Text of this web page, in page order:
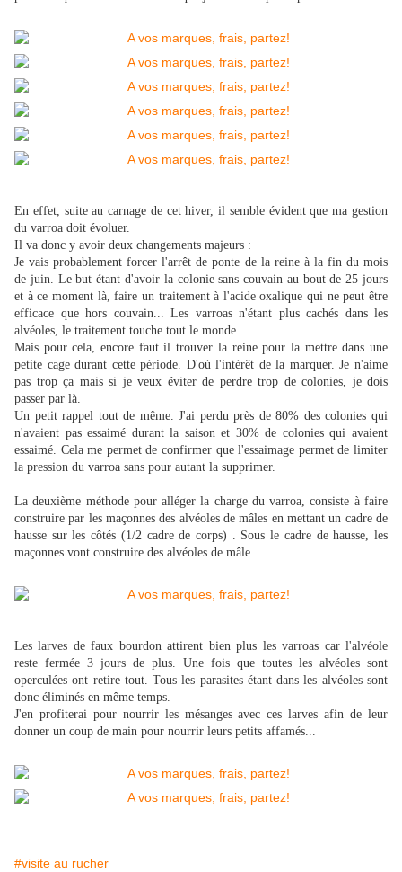
En effet, suite au carnage de cet hiver, il semble évident que ma gestion
du varroa doit évoluer.
Il va donc y avoir deux changements majeurs :
Je vais probablement forcer l'arrêt de ponte de la reine à la fin du mois
de juin. Le but étant d'avoir la colonie sans couvain au bout de 25 jours
et à ce moment là, faire un traitement à l'acide oxalique qui ne peut être
efficace que hors couvain... Les varroas n'étant plus cachés dans les
alvéoles, le traitement touche tout le monde.
Mais pour cela, encore faut il trouver la reine pour la mettre dans une
petite cage durant cette période. D'où l'intérêt de la marquer. Je n'aime
pas trop ça mais si je veux éviter de perdre trop de colonies, je dois
passer par là.
Un petit rappel tout de même. J'ai perdu près de 80% des colonies qui
n'avaient pas essaimé durant la saison et 30% de colonies qui avaient
essaimé. Cela me permet de confirmer que l'essaimage permet de limiter
la pression du varroa sans pour autant la supprimer.
La deuxième méthode pour alléger la charge du varroa, consiste à faire
construire par les maçonnes des alvéoles de mâles en mettant un cadre de
hausse sur les côtés (1/2 cadre de corps) . Sous le cadre de hausse, les
maçonnes vont construire des alvéoles de mâle.
Les larves de faux bourdon attirent bien plus les varroas car l'alvéole
reste fermée 3 jours de plus. Une fois que toutes les alvéoles sont
operculées ont retire tout. Tous les parasites étant dans les alvéoles sont
donc éliminés en même temps.
J'en profiterai pour nourrir les mésanges avec ces larves afin de leur
donner un coup de main pour nourrir leurs petits affamés...
#visite au rucher